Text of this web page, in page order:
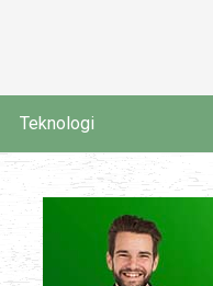
Teknologi